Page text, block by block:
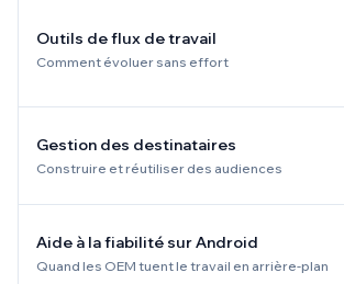
Outils de flux de travail
Comment évoluer sans effort
Gestion des destinataires
Construire et réutiliser des audiences
Aide à la fiabilité sur Android
Quand les OEM tuent le travail en arrière-plan